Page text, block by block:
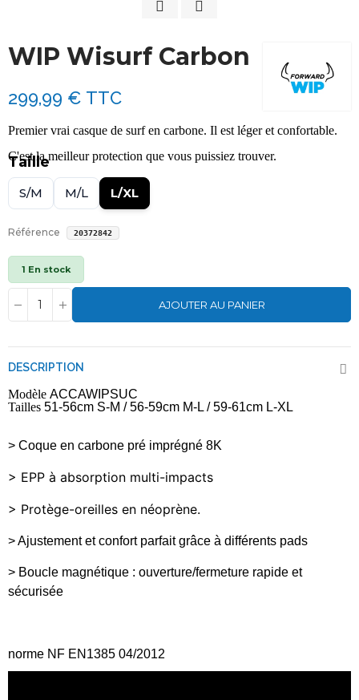
WIP Wisurf Carbon
299,99 € TTC
Premier vrai casque de surf en carbone. Il est léger et confortable.
C'est la meilleur protection que vous puissiez trouver.
Taille
S/M M/L L/XL
Référence 20372842
1 En stock
AJOUTER AU PANIER
DESCRIPTION
Modèle ACCAWIPSUC
Tailles 51-56cm S-M / 56-59cm M-L / 59-61cm L-XL
> Coque en carbone pré imprégné 8K
> EPP à absorption multi-impacts
> Protège-oreilles en néoprène.
> Ajustement et confort parfait grâce à différents pads
> Boucle magnétique : ouverture/fermeture rapide et
sécurisée
norme NF EN1385 04/2012